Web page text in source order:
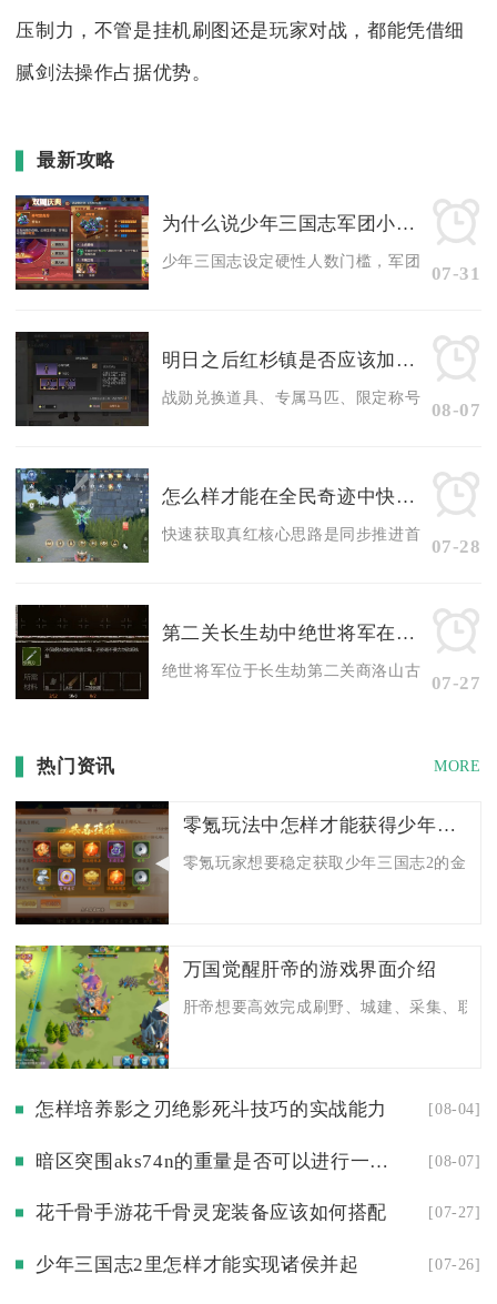
压制力，不管是挂机刷图还是玩家对战，都能凭借细
腻剑法操作占据优势。
最新攻略
为什么说少年三国志军团小于4人就不能升级成长
少年三国志设定硬性人数门槛，军团常驻有效
07-31
明日之后红杉镇是否应该加入某个势力
战勋兑换道具、专属马匹、限定称号等资源，
08-07
怎么样才能在全民奇迹中快速获得真红
快速获取真红核心思路是同步推进首领刷取、
07-28
第二关长生劫中绝世将军在何处
绝世将军位于长生劫第二关商洛山古墓地图中
07-27
热门资讯 MORE
零氪玩法中怎样才能获得少年三国志2的金将
零氪玩家想要稳定获取少年三国志2的金将
万国觉醒肝帝的游戏界面介绍
肝帝想要高效完成刷野、城建、采集、联
怎样培养影之刃绝影死斗技巧的实战能力 [08-04]
暗区突围aks74n的重量是否可以进行一定的减轻 [08-07]
花千骨手游花千骨灵宠装备应该如何搭配 [07-27]
少年三国志2里怎样才能实现诸侯并起 [07-26]